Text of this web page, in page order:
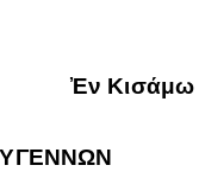
τη 8η